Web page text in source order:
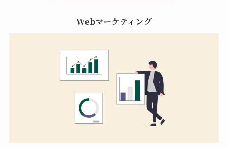
Webマーケティング